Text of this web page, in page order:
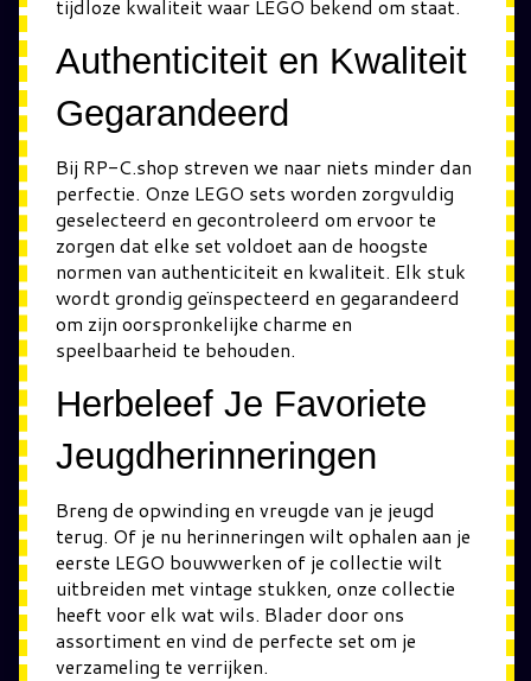
tijdloze kwaliteit waar LEGO bekend om staat.
Authenticiteit en Kwaliteit
Gegarandeerd
Bij RP-C.shop streven we naar niets minder dan
perfectie. Onze LEGO sets worden zorgvuldig
geselecteerd en gecontroleerd om ervoor te
zorgen dat elke set voldoet aan de hoogste
normen van authenticiteit en kwaliteit. Elk stuk
wordt grondig geïnspecteerd en gegarandeerd
om zijn oorspronkelijke charme en
speelbaarheid te behouden.
Herbeleef Je Favoriete
Jeugdherinneringen
Breng de opwinding en vreugde van je jeugd
terug. Of je nu herinneringen wilt ophalen aan je
eerste LEGO bouwwerken of je collectie wilt
uitbreiden met vintage stukken, onze collectie
heeft voor elk wat wils. Blader door ons
assortiment en vind de perfecte set om je
verzameling te verrijken.